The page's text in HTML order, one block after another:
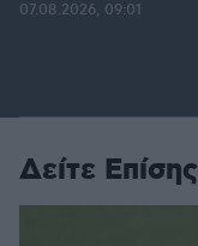
07.08.2026, 09:01
Δείτε Επίσης